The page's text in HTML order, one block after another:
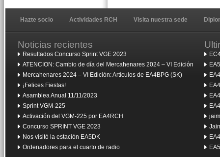
Hazte socio Actividades RCH Visita nuestra sede
Noticias recientes
Resultados Concurso Sprint VGE 2023
ATENCION: Cambio de día del Mercahenares 2024 – VI Edición
Mercahenares 2024 – VI Edición: Artículos de EA4BPG (SK)
¡Felices Fiestas!
Asamblea Anual 11/11/2023
Sprint VGM-225
Activación del VGM-225 por EA4RCH
Concurso SPRINT VGE 2023
Nos visitó la estación EA5DK
Ordenadores para el cuarto de radio